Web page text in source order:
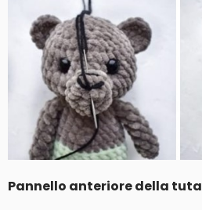
Pannello anteriore della tuta